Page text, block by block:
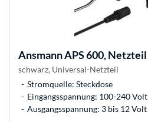
AnsmannAPS 600, Netzteil
schwarz, Universal-Netzteil
Stromquelle: Steckdose
Eingangsspannung: 100-240 Volt
Ausgangsspannung: 3 bis 12 Volt